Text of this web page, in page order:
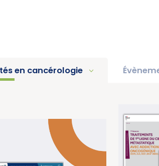
en cancérologie
d’activité 2025 « Une
pour la lutte contre les
National du Cancer)